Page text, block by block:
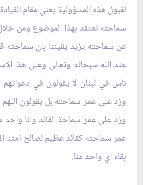
لقبول هذه المسؤولية يعني مقام
سماحته نعتقد بهذا الموضوع ومن
عن سماحته يزيد يقيننا بان سماحته
عند الله سبحانه وتعالى وعلى هذا
ناس في لبنان لا يقولون في
وزد على عمر سماحته بل يقولون
وزد على عمر سماحة القائد وانا
عمر سماحته كقائد عظيم لصالح امتنا
بقاء اي واحد منا.